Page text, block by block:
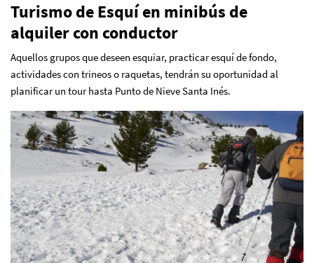
Turismo de Esquí en minibús de
alquiler con conductor
Aquellos grupos que deseen esquiar, practicar esquí de fondo,
actividades con trineos o raquetas, tendrán su oportunidad al
planificar un tour hasta Punto de Nieve Santa Inés.